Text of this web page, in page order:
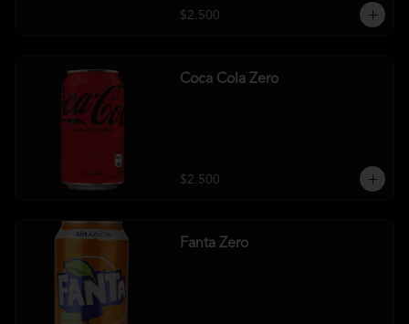
$2.500
Coca Cola Zero
$2.500
Fanta Zero